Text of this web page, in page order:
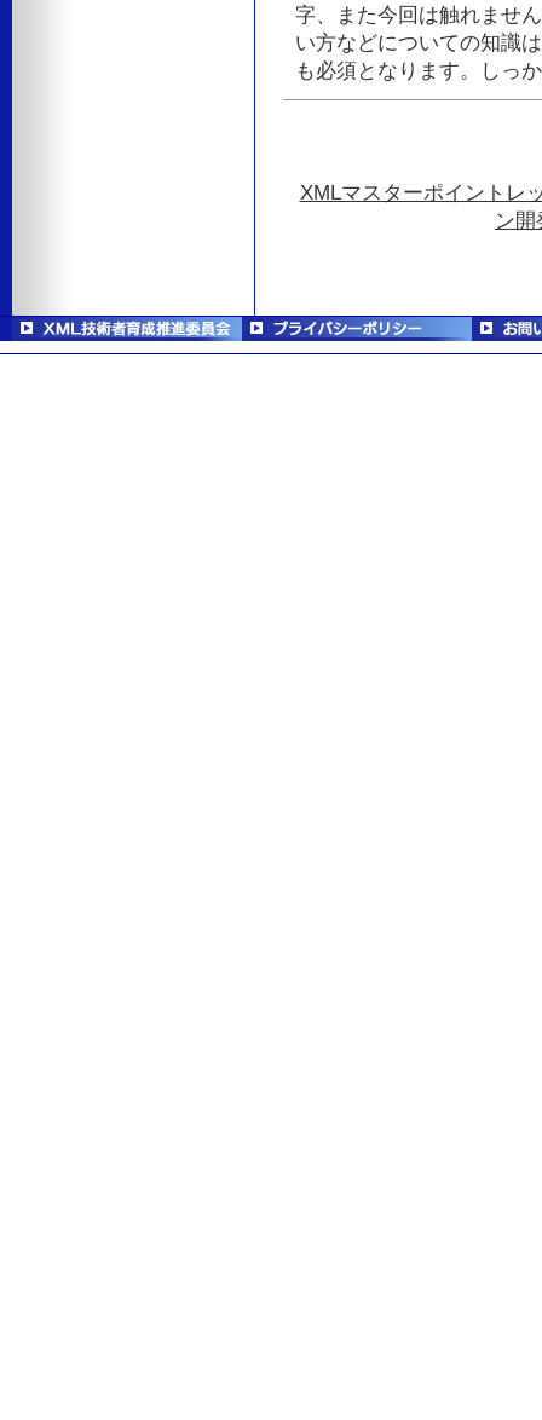
字、また今回は触れませ
い方などについての知識
も必須となります。しっ
XMLマスターポイントレ
ン